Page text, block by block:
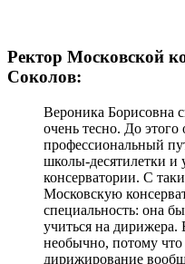
Ректор Московской
Соколов:
Вероника Борисовна
очень тесно. До
профессиональный
школы-десятилетки и
консерватории. С
Московскую
специальность: она
учиться на
необычно, потому
дирижирование